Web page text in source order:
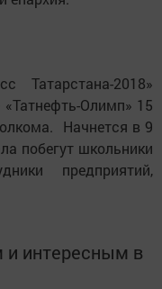
Татарстана-2018»
Олимп» 15
Начнется в 9
побегут школьники
предприятий,
интересным в